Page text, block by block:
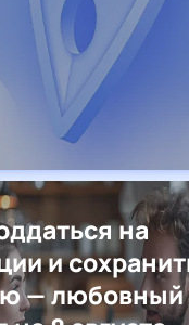
на
и
— любовный